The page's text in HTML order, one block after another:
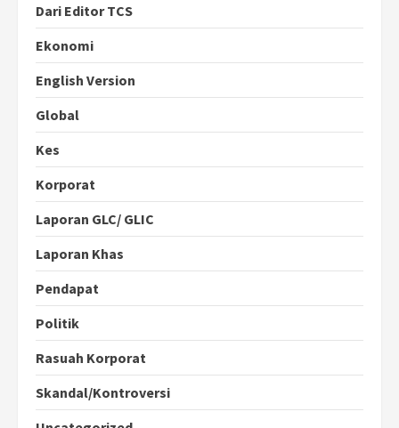
Dari Editor TCS
Ekonomi
English Version
Global
Kes
Korporat
Laporan GLC/ GLIC
Laporan Khas
Pendapat
Politik
Rasuah Korporat
Skandal/Kontroversi